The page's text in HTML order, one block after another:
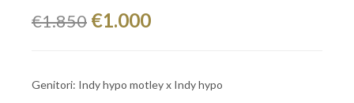
€1.850 €1.000
Genitori: Indy hypo motley x Indy hypo